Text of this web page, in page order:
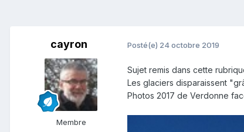
cayron
Membre
Posté(e) 24 octobre 2019
Sujet remis dans cette
Les glaciers disparaissent
Photos 2017 de Verdonne